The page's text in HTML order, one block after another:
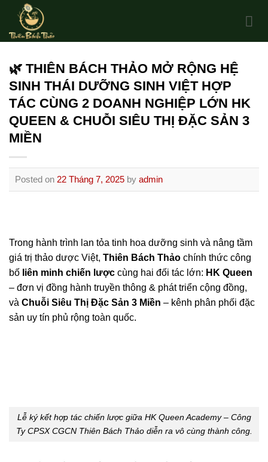
content
🌿 THIÊN BÁCH THẢO MỞ RỘNG HỆ
SINH THÁI DƯỠNG SINH VIỆT HỢP
TÁC CÙNG 2 DOANH NGHIỆP LỚN HK
QUEEN & CHUỖI SIÊU THỊ ĐẶC SẢN 3
MIỀN
Posted on 22 Tháng 7, 2025 by admin
Trong hành trình lan tỏa tinh hoa dưỡng sinh và nâng tầm
giá trị thảo dược Việt, Thiên Bách Thảo chính thức công
bố liên minh chiến lược cùng hai đối tác lớn: HK Queen
– đơn vị đồng hành truyền thông & phát triển cộng đồng,
và Chuỗi Siêu Thị Đặc Sản 3 Miền – kênh phân phối đặc
sản uy tín phủ rộng toàn quốc.
Lễ ký kết hợp tác chiến lược giữa HK Queen Academy – Công
Ty CPSX CGCN Thiên Bách Thảo diễn ra vô cùng thành công.